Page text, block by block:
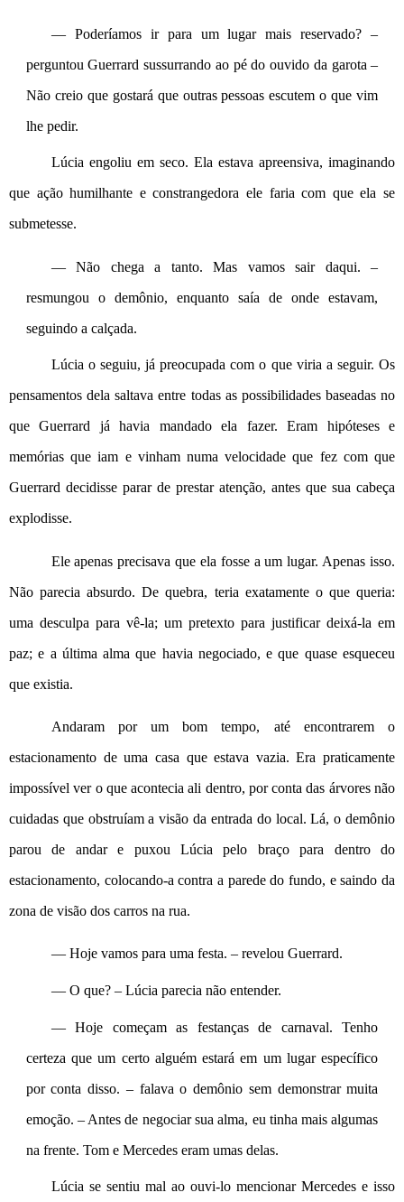
— Poderíamos ir para um lugar mais reservado? –
perguntou Guerrard sussurrando ao pé do ouvido da garota –
Não creio que gostará que outras pessoas escutem o que vim
lhe pedir.
Lúcia engoliu em seco. Ela estava apreensiva, imaginando
que ação humilhante e constrangedora ele faria com que ela se
submetesse.
— Não chega a tanto. Mas vamos sair daqui. –
resmungou o demônio, enquanto saía de onde estavam,
seguindo a calçada.
Lúcia o seguiu, já preocupada com o que viria a seguir. Os
pensamentos dela saltava entre todas as possibilidades baseadas no
que Guerrard já havia mandado ela fazer. Eram hipóteses e
memórias que iam e vinham numa velocidade que fez com que
Guerrard decidisse parar de prestar atenção, antes que sua cabeça
explodisse.
Ele apenas precisava que ela fosse a um lugar. Apenas isso.
Não parecia absurdo. De quebra, teria exatamente o que queria:
uma desculpa para vê-la; um pretexto para justificar deixá-la em
paz; e a última alma que havia negociado, e que quase esqueceu
que existia.
Andaram por um bom tempo, até encontrarem o
estacionamento de uma casa que estava vazia. Era praticamente
impossível ver o que acontecia ali dentro, por conta das árvores não
cuidadas que obstruíam a visão da entrada do local. Lá, o demônio
parou de andar e puxou Lúcia pelo braço para dentro do
estacionamento, colocando-a contra a parede do fundo, e saindo da
zona de visão dos carros na rua.
— Hoje vamos para uma festa. – revelou Guerrard.
— O que? – Lúcia parecia não entender.
— Hoje começam as festanças de carnaval. Tenho
certeza que um certo alguém estará em um lugar específico
por conta disso. – falava o demônio sem demonstrar muita
emoção. – Antes de negociar sua alma, eu tinha mais algumas
na frente. Tom e Mercedes eram umas delas.
Lúcia se sentiu mal ao ouvi-lo mencionar Mercedes e isso